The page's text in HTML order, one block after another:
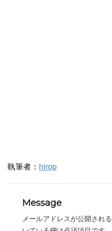
執筆者： hirop
Message
メールアドレスが公開され